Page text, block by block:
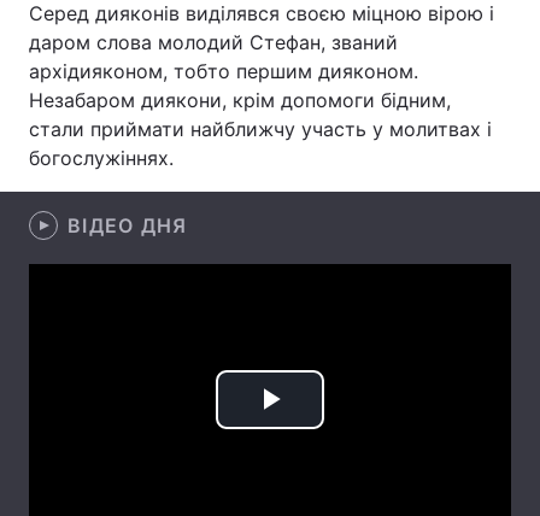
Економіка Світ
Спорт Наука
Техно і зв'язок
Зброя
Здоров'я Туризм
Регіони
Серед дияконів виділявся своєю міцною вірою і
даром слова молодий Стефан, званий
архідияконом, тобто першим дияконом.
Незабаром диякони, крім допомоги бідним,
стали приймати найближчу участь у молитвах і
богослужіннях.
ВІДЕО ДНЯ
Play